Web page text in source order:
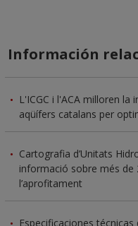
Información
L'ICGC i l'ACA milloren
aqüífers catalans per
Cartografia d’Unitats
informació sobre més
l’aprofitament
Especificaciones